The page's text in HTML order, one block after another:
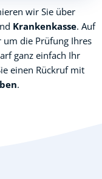
wir Sie über
Krankenkasse. Auf
die Prüfung Ihres
ganz einfach Ihr
einen Rückruf mit
.